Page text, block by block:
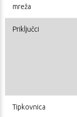
mreža
Priključci
Tipkovnica